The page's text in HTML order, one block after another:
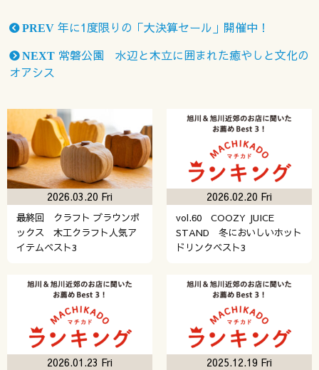
PREV 年に1度限りの「大決算セール」開催中！
NEXT 常磐公園 水辺と木立に囲まれた癒やしと文化の
オアシス
最終回 クラフト ブラウンボ
ックス 木工クラフト人気ア
イテムベスト3
2026.03.20 Fri
vol.60 COOZY JUICE
STAND 冬においしいホット
ドリンクベスト3
2026.02.20 Fri
2026.01.23 Fri 2025.12.19 Fri